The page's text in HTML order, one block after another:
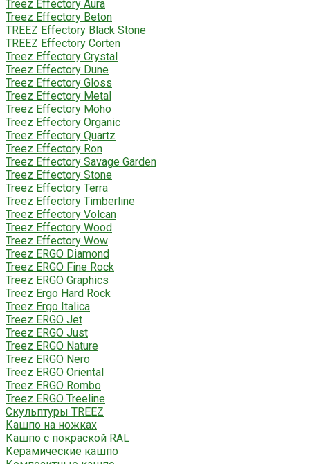
Treez Effectory Aura
Treez Effectory Beton
TREEZ Effectory Black Stone
TREEZ Effectory Corten
Treez Effectory Crystal
Treez Effectory Dune
Treez Effectory Gloss
Treez Effectory Metal
Treez Effectory Moho
Treez Effectory Organic
Treez Effectory Quartz
Treez Effectory Ron
Treez Effectory Savage Garden
Treez Effectory Stone
Treez Effectory Terra
Treez Effectory Timberline
Treez Effectory Volcan
Treez Effectory Wood
Treez Effectory Wow
Treez ERGO Diamond
Treez ERGO Fine Rock
Treez ERGO Graphics
Treez Ergo Hard Rock
Treez Ergo Italica
Treez ERGO Jet
Treez ERGO Just
Treez ERGO Nature
Treez ERGO Nero
Treez ERGO Oriental
Treez ERGO Rombo
Treez ERGO Treeline
Скульптуры TREEZ
Кашпо на ножках
Кашпо с покраской RAL
Керамические кашпо